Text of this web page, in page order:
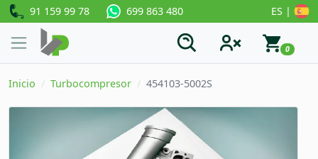
91 159 99 78 699 863 480 ES |
0
Inicio Turbocompresor 454103-5002S